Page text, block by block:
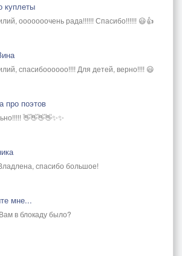
куплеты
ооооооочень рада!!!!!! Спасибо!!!!!! 😃👍
спасибоооооо!!!! Для детей, верно!!!! 😃
про поэтов
👋👋👋👋✨✨
спасибо большое!
мне...
в блокаду было?